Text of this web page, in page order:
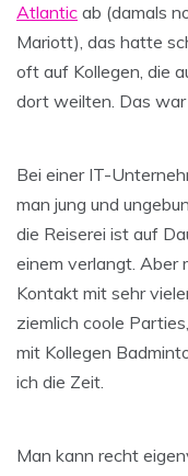
Atlantic ab (damals
Mariott), das hatte
oft auf Kollegen, die
dort weilten. Das
Bei einer IT-
man jung und
die Reiserei ist auf
einem verlangt. Aber
Kontakt mit sehr
ziemlich coole
mit Kollegen
ich die Zeit.
Man kann recht